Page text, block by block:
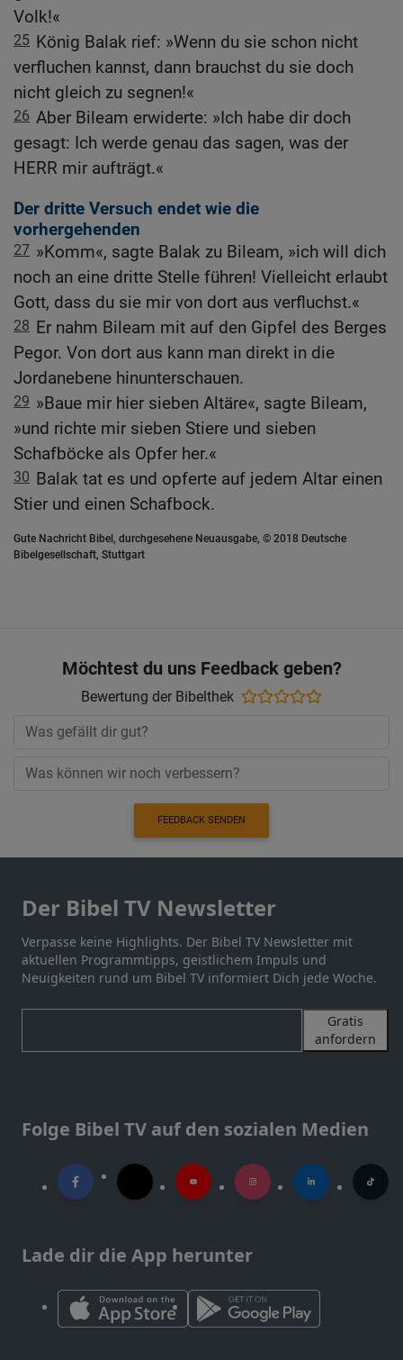
Volk!«
25 König Balak rief: »Wenn du sie schon nicht
verfluchen kannst, dann brauchst du sie doch
nicht gleich zu segnen!«
26 Aber Bileam erwiderte: »Ich habe dir doch
gesagt: Ich werde genau das sagen, was der
HERR mir aufträgt.«
Der dritte Versuch endet wie die
vorhergehenden
27 »Komm«, sagte Balak zu Bileam, »ich will dich
noch an eine dritte Stelle führen! Vielleicht erlaubt
Gott, dass du sie mir von dort aus verfluchst.«
28 Er nahm Bileam mit auf den Gipfel des Berges
Pegor. Von dort aus kann man direkt in die
Jordanebene hinunterschauen.
29 »Baue mir hier sieben Altäre«, sagte Bileam,
»und richte mir sieben Stiere und sieben
Schafböcke als Opfer her.«
30 Balak tat es und opferte auf jedem Altar einen
Stier und einen Schafbock.
Gute Nachricht Bibel, durchgesehene Neuausgabe, © 2018 Deutsche
Bibelgesellschaft, Stuttgart
Möchtest du uns Feedback geben?
Bewertung der Bibelthek
FEEDBACK SENDEN
Der Bibel TV Newsletter
Verpasse keine Highlights. Der Bibel TV Newsletter mit
aktuellen Programmtipps, geistlichem Impuls und
Neuigkeiten rund um Bibel TV informiert Dich jede Woche.
Gratis
anfordern
Folge Bibel TV auf den sozialen Medien
Lade dir die App herunter